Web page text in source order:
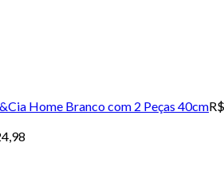
Home Branco com 2 Peças 40cm